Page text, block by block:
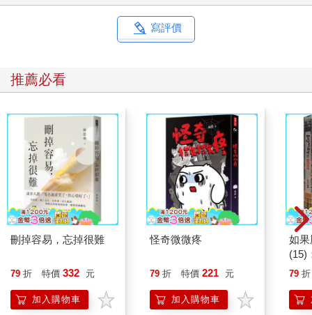
寫評價
推薦必看
刪掉容易，忘掉很難
79 折 特價 332 元
加入購物車
怪奇微微疼
79 折 特價 221 元
加入購物車
如
(15)
貓
79 折